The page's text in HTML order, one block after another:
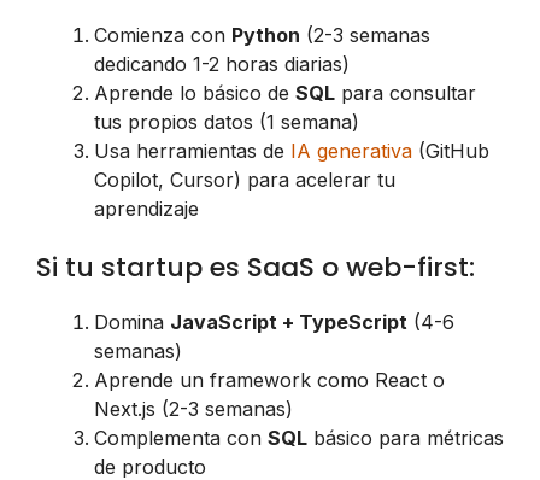
Comienza con Python (2-3 semanas
dedicando 1-2 horas diarias)
Aprende lo básico de SQL para consultar
tus propios datos (1 semana)
Usa herramientas de IA generativa (GitHub
Copilot, Cursor) para acelerar tu
aprendizaje
Si tu startup es SaaS o web-first:
Domina JavaScript + TypeScript (4-6
semanas)
Aprende un framework como React o
Next.js (2-3 semanas)
Complementa con SQL básico para métricas
de producto